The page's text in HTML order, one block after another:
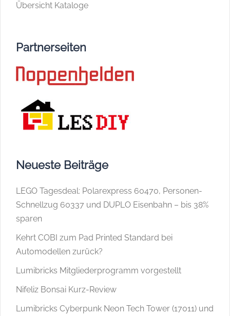
Übersicht Kataloge
Partnerseiten
Neueste Beiträge
LEGO Tagesdeal: Polarexpress 60470, Personen-
Schnellzug 60337 und DUPLO Eisenbahn – bis 38%
sparen
Kehrt COBI zum Pad Printed Standard bei
Automodellen zurück?
Lumibricks Mitgliederprogramm vorgestellt
Nifeliz Bonsai Kurz-Review
Lumibricks Cyberpunk Neon Tech Tower (17011) und